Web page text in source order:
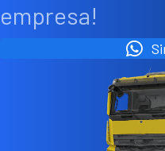
empresa!